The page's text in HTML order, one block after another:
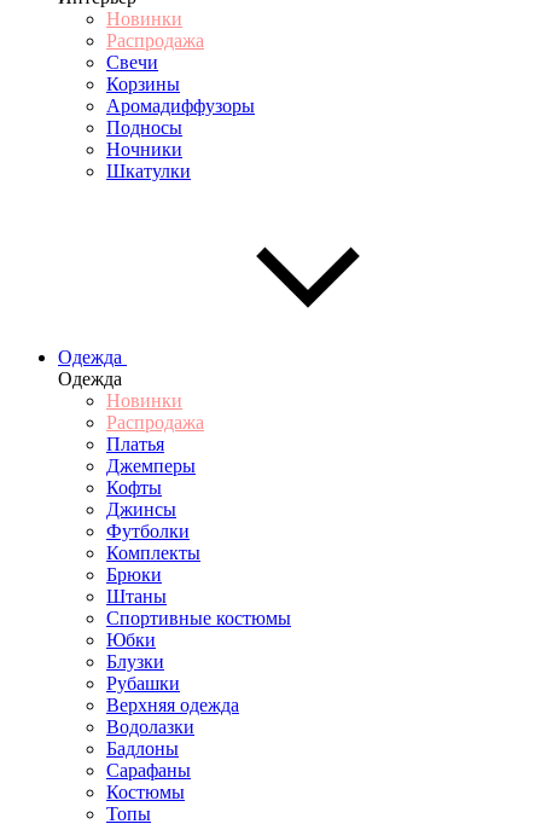
Новинки
Распродажа
Свечи
Корзины
Аромадиффузоры
Подносы
Ночники
Шкатулки
Одежда
Одежда
Новинки
Распродажа
Платья
Джемперы
Кофты
Джинсы
Футболки
Комплекты
Брюки
Штаны
Спортивные костюмы
Юбки
Блузки
Рубашки
Верхняя одежда
Водолазки
Бадлоны
Сарафаны
Костюмы
Топы